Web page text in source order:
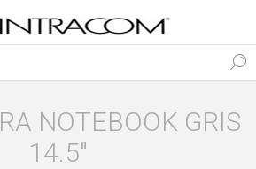
NOTEBOOK GRIS
14.5"